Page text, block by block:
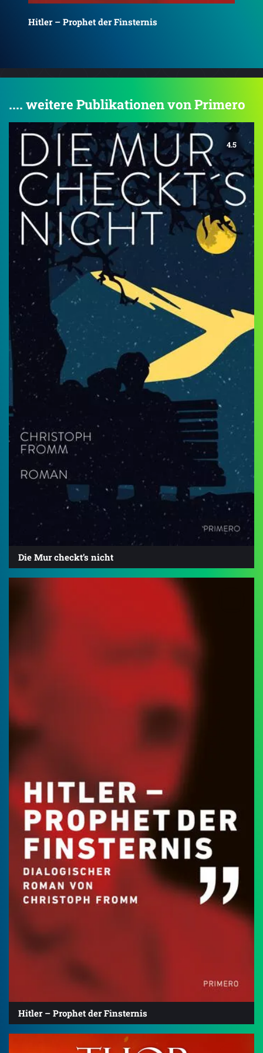
– Prophet der Finsternis
.... weitere Publikationen von Primero
4.5
Die Mur checkt’s nicht
Hitler – Prophet der Finsternis